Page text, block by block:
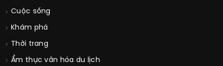
Cuộc sống
Khám phá
Thời trang
Ẩm thực văn hóa du lịch